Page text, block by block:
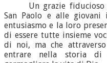
Un grazie
San Paolo e alle
entusiasmo e la loro
di essere tutte insieme
di noi, ma che
entrare nella storia